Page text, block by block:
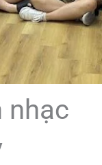
nhạc